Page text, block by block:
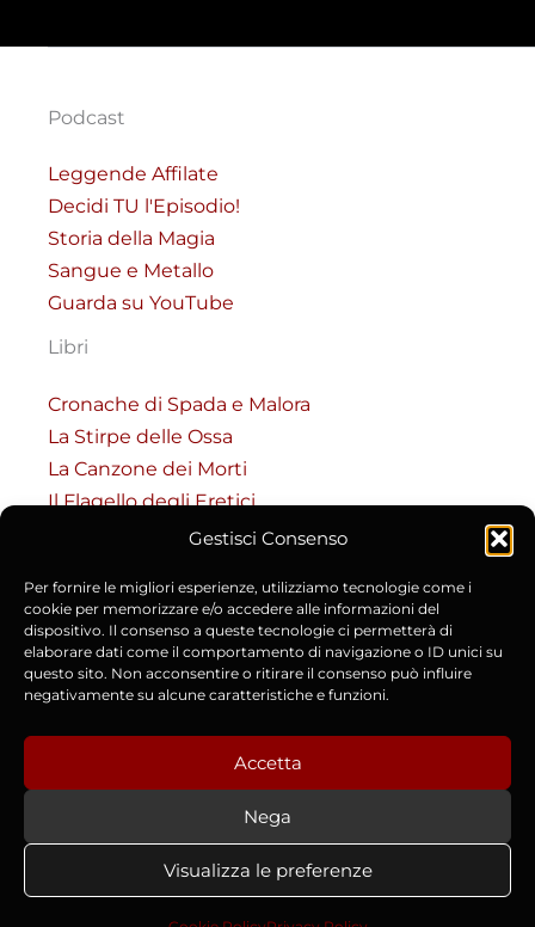
Gestisci Consenso
Per fornire le migliori esperienze, utilizziamo tecnologie come i
cookie per memorizzare e/o accedere alle informazioni del
dispositivo. Il consenso a queste tecnologie ci permetterà di
elaborare dati come il comportamento di navigazione o ID unici su
questo sito. Non acconsentire o ritirare il consenso può influire
negativamente su alcune caratteristiche e funzioni.
Accetta
Nega
Visualizza le preferenze
Podcast
Leggende Affilate
Decidi TU l'Episodio!
Storia della Magia
Sangue e Metallo
Guarda su YouTube
Libri
Cronache di Spada e Malora
La Stirpe delle Ossa
La Canzone dei Morti
Il Flagello degli Eretici
Codice del Masnadiero
Accesso al Codice (Riservato)
Cronache e Fonti Storiche
Chi è Lorenzo Manara
Contatti e Collaborazioni
Privacy Policy| Cookie Policy (UE)